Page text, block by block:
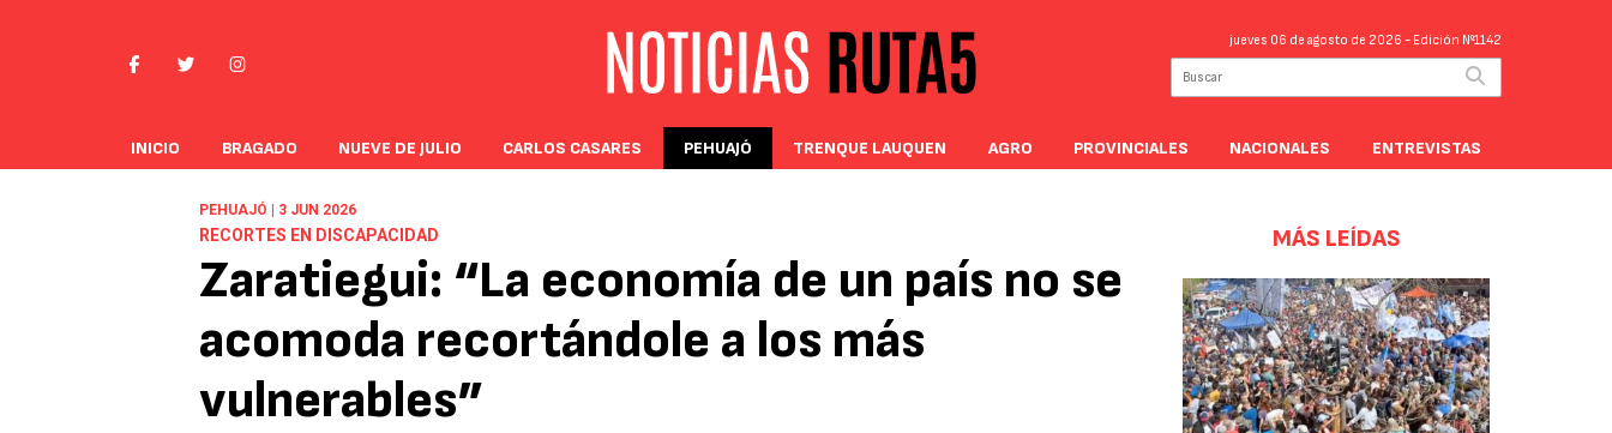
jueves 06 de agosto de 2026 - Edición Nº1142
INICIO BRAGADO NUEVE DE JULIO CARLOS CASARES PEHUAJÓ TRENQUE LAUQUEN AGRO PROVINCIALES NACIONALES ENTREVISTAS
PEHUAJÓ | 3 JUN 2026
RECORTES EN DISCAPACIDAD
Zaratiegui: “La economía de un país no se
acomoda recortándole a los más
vulnerables”
MÁS LEÍDAS